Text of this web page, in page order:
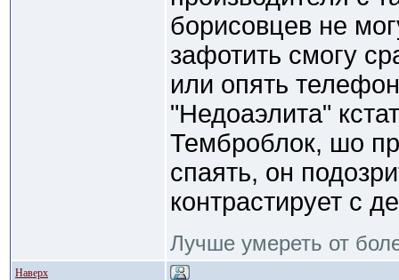
борисовцев не
зафотить смогу
или опять
"Недоаэлита"
Темброблок, шо
спаять, он
контрастирует с
Лучше умереть от
Наверх